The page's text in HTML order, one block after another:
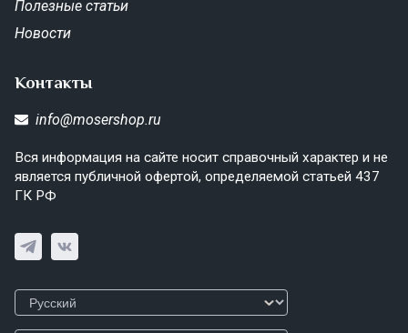
Полезные статьи
Новости
Контакты
info@mosershop.ru
Вся информация на сайте носит справочный характер и не
является публичной офертой, определяемой статьей 437
ГК РФ